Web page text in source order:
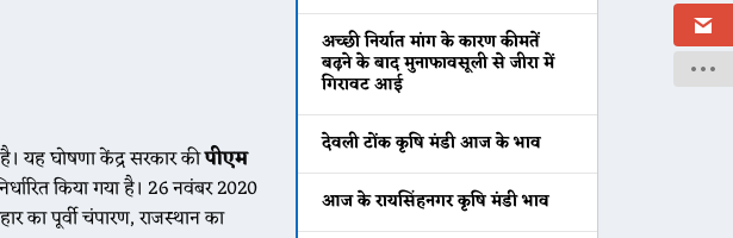
यह घोषणा केंद्र सरकार कीपीएम
किया गया है। 26 नवंबर 2020
का पूर्वी चंपारण, राजस्थान का
अच्छी निर्यात मांग के कारण कीमतें
बढ़ने के बाद मुनाफावसूली से जीरा में
गिरावट आई
देवली टोंक कृषि मंडी आज के भाव
आज के रायसिंहनगर कृषि मंडी भाव